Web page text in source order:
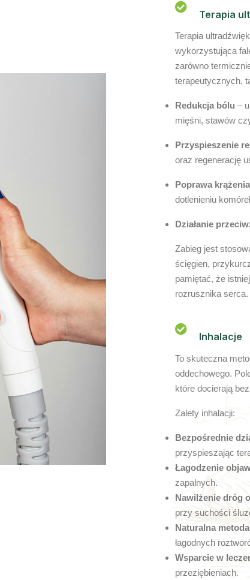
Terapia
Terapia
wykorzystująca
zarówno
terapeutycznych,
Redukcja bólu –
mięśni, stawów
Przyspieszenie
oraz regenerację
Poprawa krążenia
dotlenieniu
Działanie
Zabieg jest
ścięgien,
pamiętać, że
rozrusznika serca.
Inhalacje
To skuteczna
oddechowego.
które docierają
Zalety inhalacji:
Bezpośrednie
przyspieszając
Łagodzenie
zapalnych.
Nawilżenie dróg
przy suchości
Naturalna metoda
łagodnych
Wsparcie w
przeziębieniach.